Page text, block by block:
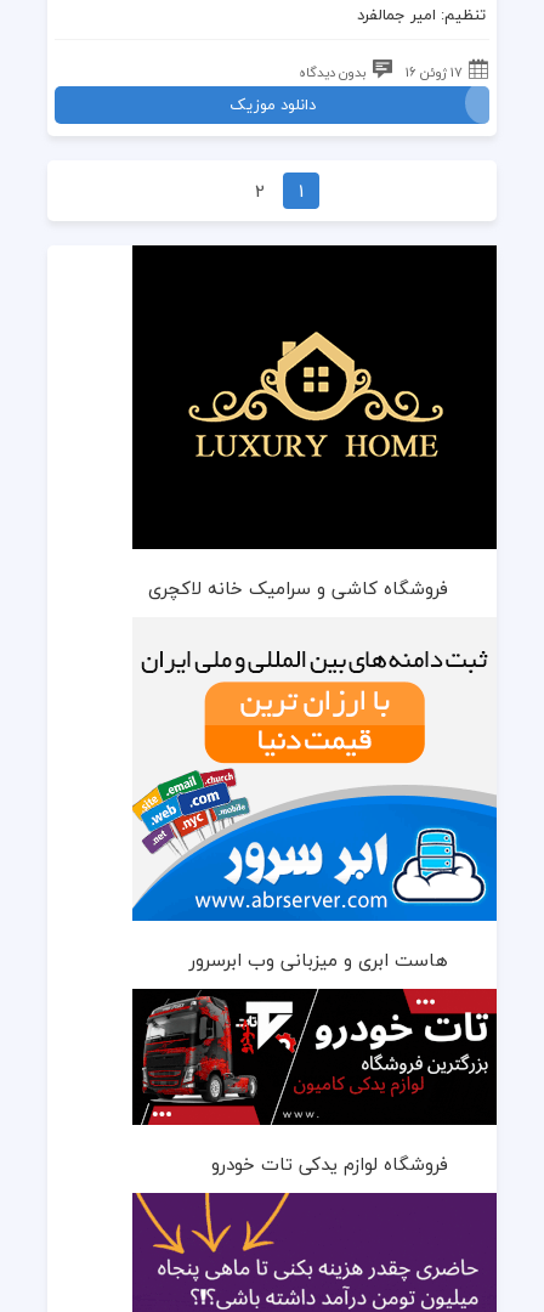
تنظیم: امیر جمالفرد
17 ژوئن 16 بدون دیدگاه
دانلود موزیک
1
2
فروشگاه کاشی و سرامیک خانه لاکچری
هاست ابری و میزبانی وب ابرسرور
فروشگاه لوازم یدکی تات خودرو